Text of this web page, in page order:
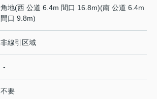
角地(西 公道 6.4m 間口 16.8m)(南 公道 6.4m
間口 9.8m)
非線引区域
-
不要